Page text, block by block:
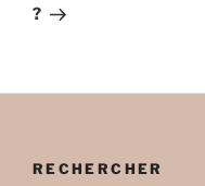
?
RECHERCHER